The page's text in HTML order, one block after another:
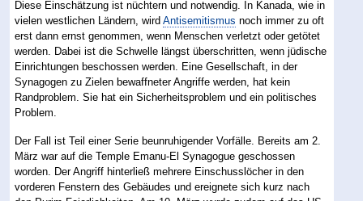
Diese Einschätzung ist nüchtern und notwendig. In Kanada, wie in
vielen westlichen Ländern, wirdAntisemitismus noch immer zu oft
erst dann ernst genommen, wenn Menschen verletzt oder getötet
werden. Dabei ist die Schwelle längst überschritten, wenn jüdische
Einrichtungen beschossen werden. Eine Gesellschaft, in der
Synagogen zu Zielen bewaffneter Angriffe werden, hat kein
Randproblem. Sie hat ein Sicherheitsproblem und ein politisches
Problem.
Der Fall ist Teil einer Serie beunruhigender Vorfälle. Bereits am 2.
März war auf die Temple Emanu-El Synagogue geschossen
worden. Der Angriff hinterließ mehrere Einschusslöcher in den
vorderen Fenstern des Gebäudes und ereignete sich kurz nach